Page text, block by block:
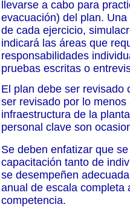
llevarse a cabo para
evacuación) del plan.
de cada ejercicio,
indicará las áreas que
responsabilidades
pruebas escritas o
El plan debe ser revisado
ser revisado por lo
infraestructura de la
personal clave son
Se deben enfatizar que
capacitación tanto de
se desempeñen
anual de escala completa
competencia.